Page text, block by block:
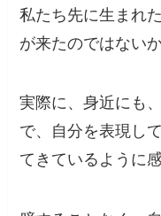
私たち先に生まれ
が来たのではない
実際に、身近にも
で、自分を表現し
てきているように